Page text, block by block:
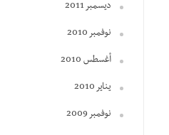
ديسمبر 2011
نوفمبر 2010
أغسطس 2010
يناير 2010
نوفمبر 2009